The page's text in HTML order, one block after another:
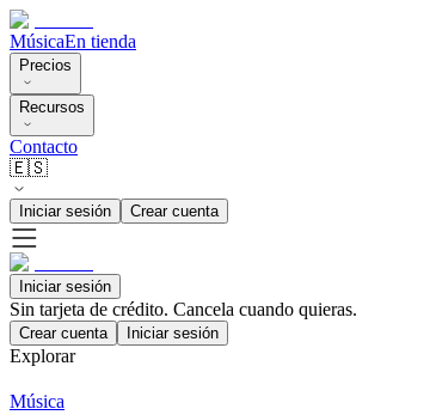
MúsicaEn tienda
Precios
Recursos
Contacto
🇪🇸
Iniciar sesión Crear cuenta
Iniciar sesión
Sin tarjeta de crédito. Cancela cuando quieras.
Crear cuenta Iniciar sesión
Explorar
Música